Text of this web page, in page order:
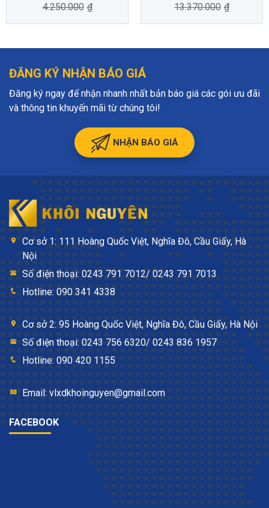
4.250.000 ₫ 13.370.000 ₫
ĐĂNG KÝ NHẬN BÁO GIÁ
Đăng ký ngay để nhận nhanh nhất bản báo giá các gói ưu đãi
và thông tin khuyến mãi từ chúng tôi!
NHẬN BÁO GIÁ
Cơ sở 1: 111 Hoàng Quốc Việt, Nghĩa Đô, Cầu Giấy, Hà
Nội
Số điện thoại: 0243 791 7012/ 0243 791 7013
Hotline: 090 341 4338
Cơ sở 2: 95 Hoàng Quốc Việt, Nghĩa Đô, Cầu Giấy, Hà Nội
Số điện thoại: 0243 756 6320/ 0243 836 1957
Hotline: 090 420 1155
Email: vlxdkhoinguyen@gmail.com
FACEBOOK